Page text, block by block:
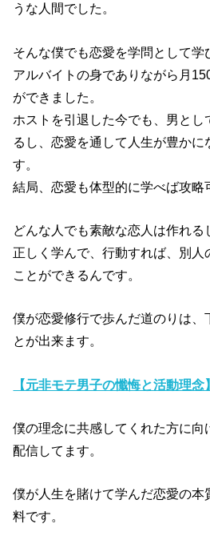
うな人間でした。
そんな僕でも恋愛を学問として学
アルバイトの身でありながら月
ができました。
ホストを引退した今でも、男とし
るし、恋愛を通して人生が豊かに
す。
結局、恋愛も体型的に学べば攻略
どんな人でも素敵な恋人は作れる
正しく学んで、行動すれば、別人
ことができるんです。
僕が恋愛修行で歩んだ道のりは、
とが出来ます。
【元非モテ男子の懺悔と活動理念】
僕の理念に共感してくれた方に向
配信してます。
僕が人生を賭けて学んだ恋愛の本
料です。